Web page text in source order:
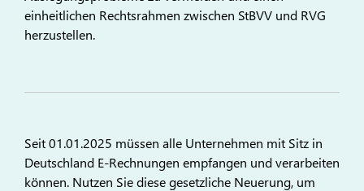
einheitlichen Rechtsrahmen zwischen StBVV und RVG
herzustellen.
Seit 01.01.2025 müssen alle Unternehmen mit Sitz in
Deutschland E-Rechnungen empfangen und verarbeiten
können. Nutzen Sie diese gesetzliche Neuerung, um